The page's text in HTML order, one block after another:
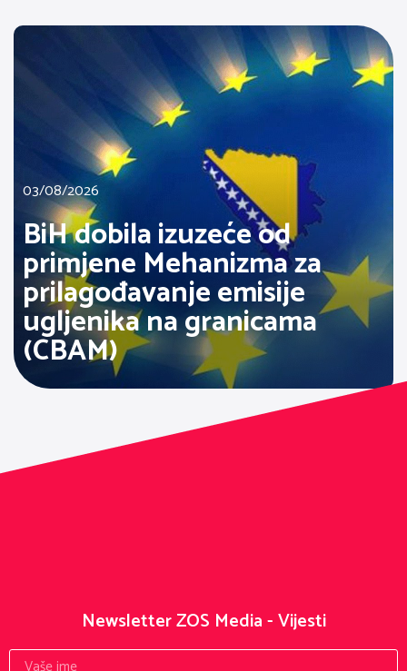
03/08/2026
BiH dobila izuzeće od
primjene Mehanizma za
prilagođavanje emisije
ugljenika na granicama
(CBAM)
Newsletter ZOS Media - Vijesti